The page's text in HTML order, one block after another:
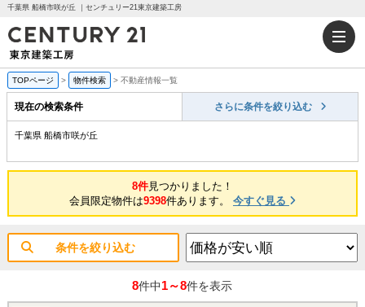
千葉県 船橋市咲が丘 ｜センチュリー21東京建築工房
TOPページ > 物件検索 > 不動産情報一覧
現在の検索条件 さらに条件を絞り込む
千葉県 船橋市咲が丘
8件見つかりました！
会員限定物件は9398件あります。 今すぐ見る
条件を絞り込む
8件中1～8件を表示